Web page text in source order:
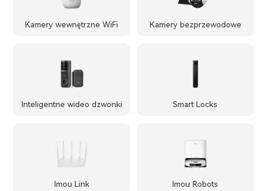
Kamery wewnętrzne WiFi Kamery bezprzewodowe
Inteligentne wideo dzwonki Smart Locks
Imou Link Imou Robots